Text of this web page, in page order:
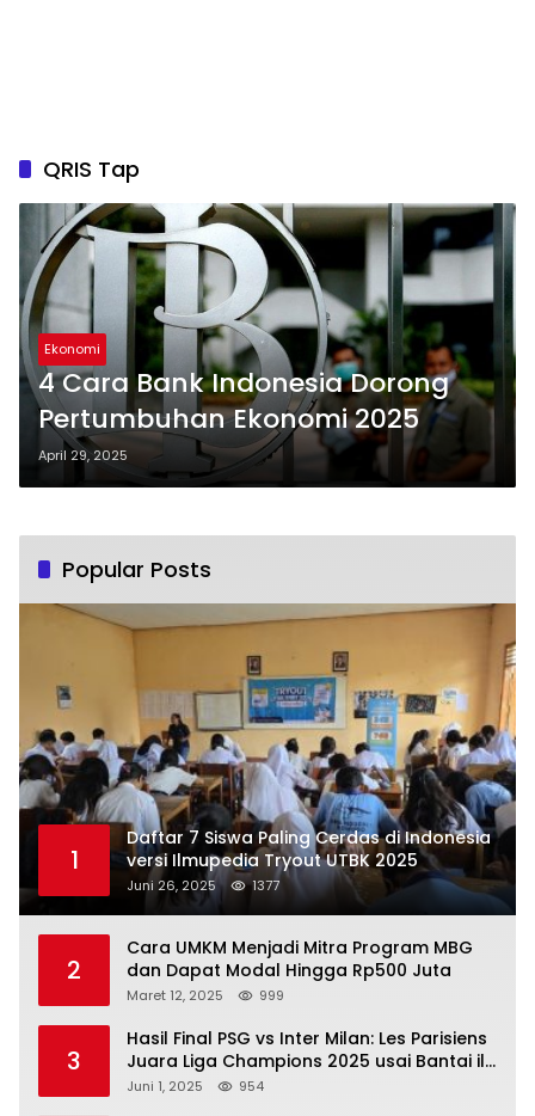
QRIS Tap
Ekonomi
4 Cara Bank Indonesia Dorong
Pertumbuhan Ekonomi 2025
April 29, 2025
Popular Posts
1
Daftar 7 Siswa Paling Cerdas di Indonesia
versi Ilmupedia Tryout UTBK 2025
Juni 26, 2025 1377
2
Cara UMKM Menjadi Mitra Program MBG
dan Dapat Modal Hingga Rp500 Juta
Maret 12, 2025 999
3
Hasil Final PSG vs Inter Milan: Les Parisiens
Juara Liga Champions 2025 usai Bantai il
Nerazzurri
Juni 1, 2025 954